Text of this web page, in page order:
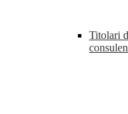
Titolari